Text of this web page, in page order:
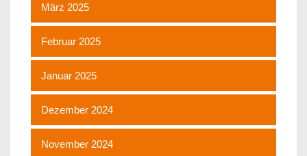
März 2025
Februar 2025
Januar 2025
Dezember 2024
November 2024